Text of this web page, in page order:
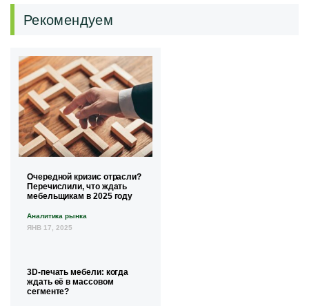
Рекомендуем
Очередной кризис отрасли?
Перечислили, что ждать
мебельщикам в 2025 году
Аналитика рынка
ЯНВ 17, 2025
3D-печать мебели: когда
ждать её в массовом
сегменте?